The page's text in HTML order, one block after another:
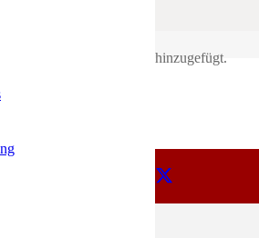
wurde deinem Warenkorb hinzugefügt.